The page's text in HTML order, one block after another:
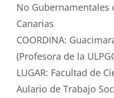
No Gubernamentales
Canarias
COORDINA:
(Profesora de la
LUGAR: Facultad de
Aulario de Trabajo